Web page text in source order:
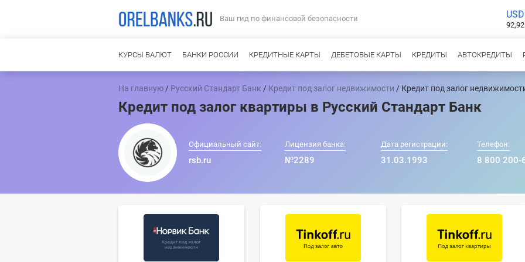
Ваш гид по финансовой безопасности USD
92,92
КУРСЫ ВАЛЮТ БАНКИ РОССИИ КРЕДИТНЫЕ КАРТЫ ДЕБЕТОВЫЕ КАРТЫ КРЕДИТЫ АВТОКРЕДИТЫ
На главную / Русский Стандарт Банк / Кредит под залог недвижимости / Кредит под залог
Кредит под залог квартиры в Русский Стандарт Банк
Официальный сайт:
rsb.ru
Лицензия банка:
№2289
Дата регистрации:
31.03.1993
Телефон:
8 800 200-